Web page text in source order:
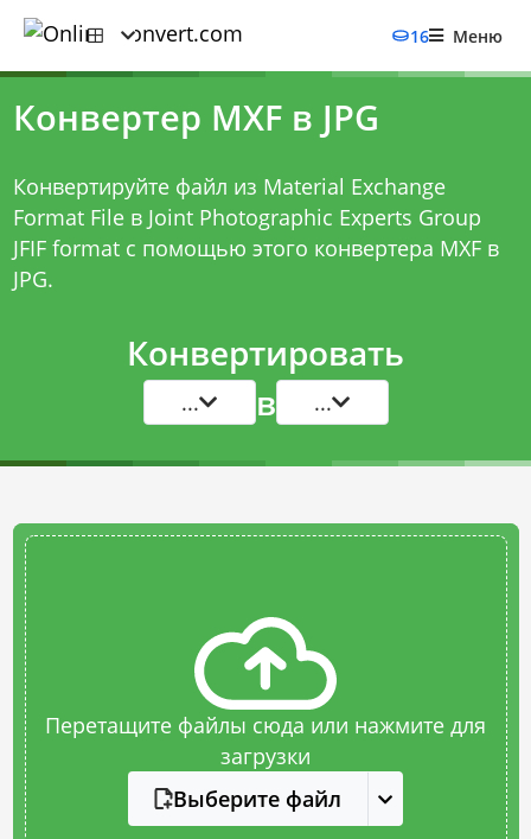
16 Меню
Конвертер MXF в JPG
Конвертируйте файл из Material Exchange
Format File в Joint Photographic Experts Group
JFIF format с помощью этого конвертера MXF в
JPG.
Конвертировать
... в ...
Перетащите файлы сюда или нажмите для
загрузки
Выберите файл